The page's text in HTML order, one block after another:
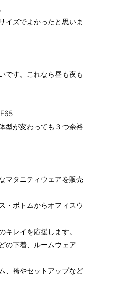
イズでよかったと思いま
です。これなら昼も夜も
型が変わっても３つ余裕
マタニティウェアを販売
・ボトムからオフィスウ
レイを応援します。
の下着、ルームウェア
、袴やセットアップなど